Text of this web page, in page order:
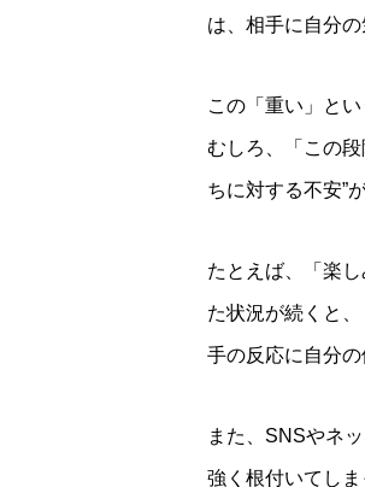
は、相手に自分
この「重い」と
むしろ、「この
ちに対する不安”
たとえば、「楽
た状況が続くと
手の反応に自分
また、SNSやネ
強く根付いてし